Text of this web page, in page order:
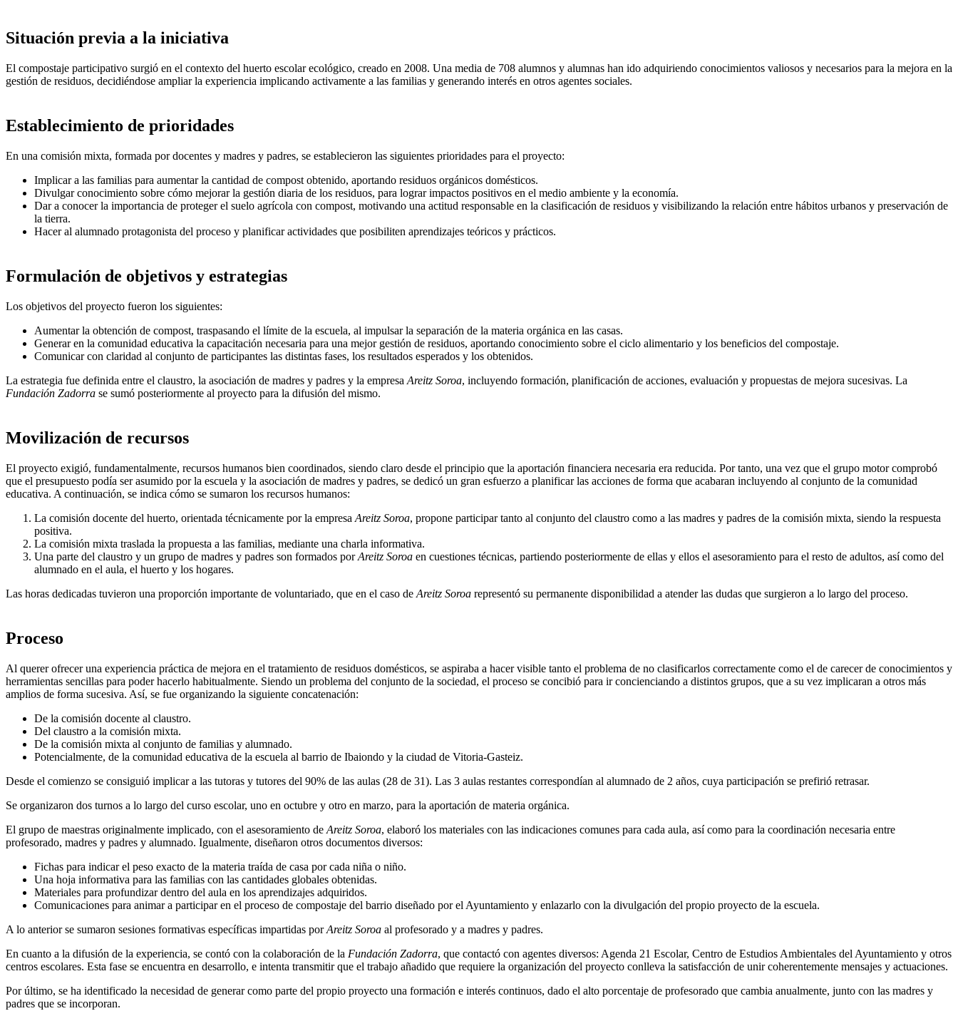
Situación previa a la iniciativa
El compostaje participativo surgió en el contexto del huerto escolar ecológico, creado en 2008. Una media de 708 alumnos y alumnas han ido adquiriendo conocimientos valiosos y necesarios para la mejora en la
gestión de residuos, decidiéndose ampliar la experiencia implicando activamente a las familias y generando interés en otros agentes sociales.
Establecimiento de prioridades
En una comisión mixta, formada por docentes y madres y padres, se establecieron las siguientes prioridades para el proyecto:
Implicar a las familias para aumentar la cantidad de compost obtenido, aportando residuos orgánicos domésticos.
Divulgar conocimiento sobre cómo mejorar la gestión diaria de los residuos, para lograr impactos positivos en el medio ambiente y la economía.
Dar a conocer la importancia de proteger el suelo agrícola con compost, motivando una actitud responsable en la clasificación de residuos y visibilizando la relación entre hábitos urbanos y preservación de
la tierra.
Hacer al alumnado protagonista del proceso y planificar actividades que posibiliten aprendizajes teóricos y prácticos.
Formulación de objetivos y estrategias
Los objetivos del proyecto fueron los siguientes:
Aumentar la obtención de compost, traspasando el límite de la escuela, al impulsar la separación de la materia orgánica en las casas.
Generar en la comunidad educativa la capacitación necesaria para una mejor gestión de residuos, aportando conocimiento sobre el ciclo alimentario y los beneficios del compostaje.
Comunicar con claridad al conjunto de participantes las distintas fases, los resultados esperados y los obtenidos.
La estrategia fue definida entre el claustro, la asociación de madres y padres y la empresa Areitz Soroa, incluyendo formación, planificación de acciones, evaluación y propuestas de mejora sucesivas. La
Fundación Zadorra se sumó posteriormente al proyecto para la difusión del mismo.
Movilización de recursos
El proyecto exigió, fundamentalmente, recursos humanos bien coordinados, siendo claro desde el principio que la aportación financiera necesaria era reducida. Por tanto, una vez que el grupo motor comprobó
que el presupuesto podía ser asumido por la escuela y la asociación de madres y padres, se dedicó un gran esfuerzo a planificar las acciones de forma que acabaran incluyendo al conjunto de la comunidad
educativa. A continuación, se indica cómo se sumaron los recursos humanos:
La comisión docente del huerto, orientada técnicamente por la empresa Areitz Soroa, propone participar tanto al conjunto del claustro como a las madres y padres de la comisión mixta, siendo la respuesta
positiva.
La comisión mixta traslada la propuesta a las familias, mediante una charla informativa.
Una parte del claustro y un grupo de madres y padres son formados porAreitz Soroa en cuestiones técnicas, partiendo posteriormente de ellas y ellos el asesoramiento para el resto de adultos, así como del
alumnado en el aula, el huerto y los hogares.
Las horas dedicadas tuvieron una proporción importante de voluntariado, que en el caso de Areitz Soroa representó su permanente disponibilidad a atender las dudas que surgieron a lo largo del proceso.
Proceso
Al querer ofrecer una experiencia práctica de mejora en el tratamiento de residuos domésticos, se aspiraba a hacer visible tanto el problema de no clasificarlos correctamente como el de carecer de conocimientos y
herramientas sencillas para poder hacerlo habitualmente. Siendo un problema del conjunto de la sociedad, el proceso se concibió para ir concienciando a distintos grupos, que a su vez implicaran a otros más
amplios de forma sucesiva. Así, se fue organizando la siguiente concatenación:
De la comisión docente al claustro.
Del claustro a la comisión mixta.
De la comisión mixta al conjunto de familias y alumnado.
Potencialmente, de la comunidad educativa de la escuela al barrio de Ibaiondo y la ciudad de Vitoria-Gasteiz.
Desde el comienzo se consiguió implicar a las tutoras y tutores del 90% de las aulas (28 de 31). Las 3 aulas restantes correspondían al alumnado de 2 años, cuya participación se prefirió retrasar.
Se organizaron dos turnos a lo largo del curso escolar, uno en octubre y otro en marzo, para la aportación de materia orgánica.
El grupo de maestras originalmente implicado, con el asesoramiento de Areitz Soroa, elaboró los materiales con las indicaciones comunes para cada aula, así como para la coordinación necesaria entre
profesorado, madres y padres y alumnado. Igualmente, diseñaron otros documentos diversos:
Fichas para indicar el peso exacto de la materia traída de casa por cada niña o niño.
Una hoja informativa para las familias con las cantidades globales obtenidas.
Materiales para profundizar dentro del aula en los aprendizajes adquiridos.
Comunicaciones para animar a participar en el proceso de compostaje del barrio diseñado por el Ayuntamiento y enlazarlo con la divulgación del propio proyecto de la escuela.
A lo anterior se sumaron sesiones formativas específicas impartidas porAreitz Soroa al profesorado y a madres y padres.
En cuanto a la difusión de la experiencia, se contó con la colaboración de la Fundación Zadorra, que contactó con agentes diversos: Agenda 21 Escolar, Centro de Estudios Ambientales del Ayuntamiento y otros
centros escolares. Esta fase se encuentra en desarrollo, e intenta transmitir que el trabajo añadido que requiere la organización del proyecto conlleva la satisfacción de unir coherentemente mensajes y actuaciones.
Por último, se ha identificado la necesidad de generar como parte del propio proyecto una formación e interés continuos, dado el alto porcentaje de profesorado que cambia anualmente, junto con las madres y
padres que se incorporan.